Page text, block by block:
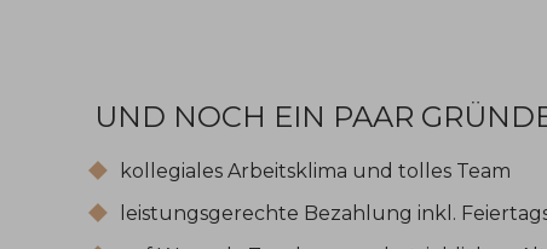
UND NOCH EIN PAAR
kollegiales Arbeitsklima und tolles Team
leistungsgerechte Bezahlung inkl.